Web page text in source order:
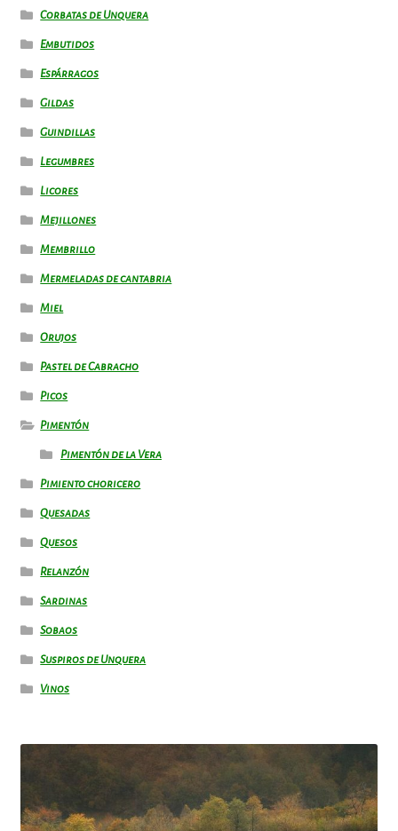
Corbatas de Unquera
Embutidos
Espárragos
Gildas
Guindillas
Legumbres
Licores
Mejillones
Membrillo
Mermeladas de cantabria
Miel
Orujos
Pastel de Cabracho
Picos
Pimentón
Pimentón de la Vera
Pimiento choricero
Quesadas
Quesos
Relanzón
Sardinas
Sobaos
Suspiros de Unquera
Vinos